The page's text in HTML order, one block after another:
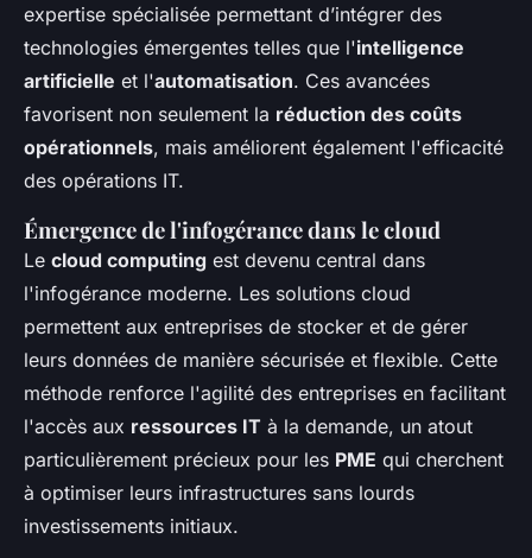
expertise spécialisée permettant d’intégrer des
technologies émergentes telles que l'intelligence
artificielle et l'automatisation. Ces avancées
favorisent non seulement la réduction des coûts
opérationnels, mais améliorent également l'efficacité
des opérations IT.
Émergence de l'infogérance dans le cloud
Le cloud computing est devenu central dans
l'infogérance moderne. Les solutions cloud
permettent aux entreprises de stocker et de gérer
leurs données de manière sécurisée et flexible. Cette
méthode renforce l'agilité des entreprises en facilitant
l'accès aux ressources IT à la demande, un atout
particulièrement précieux pour les PME qui cherchent
à optimiser leurs infrastructures sans lourds
investissements initiaux.